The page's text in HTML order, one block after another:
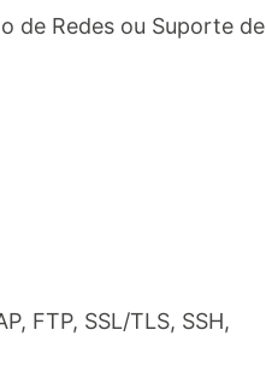
de Redes ou Suporte de
FTP, SSL/TLS, SSH,